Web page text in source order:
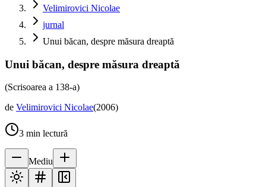
Velimirovici Nicolae
jurnal
Unui băcan, despre măsura dreaptă
Unui băcan, despre măsura dreaptă
(Scrisoarea a 138-a)
de Velimirovici Nicolae(2006)
3 min lectură
Mediu